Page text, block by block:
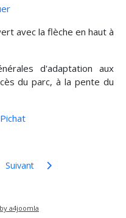
avec la flèche en haut à
d'adaptation aux
du parc, à la pente du
référé-suspension
Article suivant : Renaud de
Suivant
a4joomla